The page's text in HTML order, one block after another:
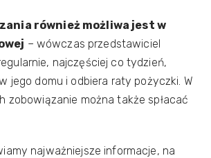
również możliwa jest w
– wówczas przedstawiciel
najczęściej co tydzień,
jego domu i odbiera raty pożyczki. W
zobowiązanie można także spłacać
najważniejsze informacje, na